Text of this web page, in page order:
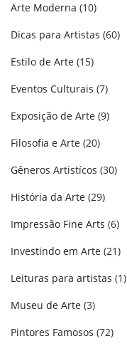
Arte Moderna (10)
Dicas para Artistas (60)
Estilo de Arte (15)
Eventos Culturais (7)
Exposição de Arte (9)
Filosofia e Arte (20)
Gêneros Artistícos (30)
História da Arte (29)
Impressão Fine Arts (6)
Investindo em Arte (21)
Leituras para artistas (1)
Museu de Arte (3)
Pintores Famosos (72)